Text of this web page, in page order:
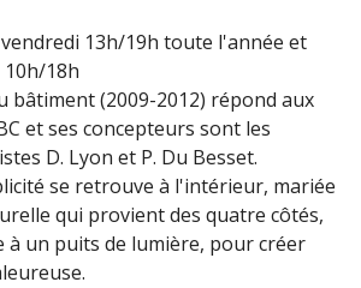
13h/19h toute l'année et
10h/18h
bâtiment (2009-2012) répond aux
et ses concepteurs sont les
D. Lyon et P. Du Besset.
se retrouve à l'intérieur, mariée
qui provient des quatre côtés,
à un puits de lumière, pour créer